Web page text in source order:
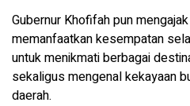
Gubernur Khofifah pun
memanfaatkan kesempatan
untuk menikmati berbagai
sekaligus mengenal kekayaan
daerah.